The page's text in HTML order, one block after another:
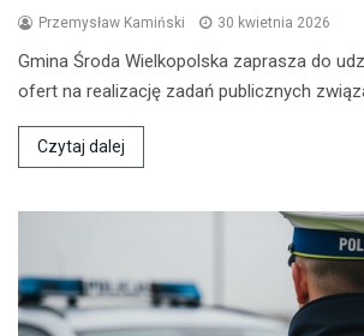
Przemysław Kamiński 30 kwietnia 2026
Gmina Środa Wielkopolska zaprasza do
ofert na realizację zadań publicznych
Czytaj dalej